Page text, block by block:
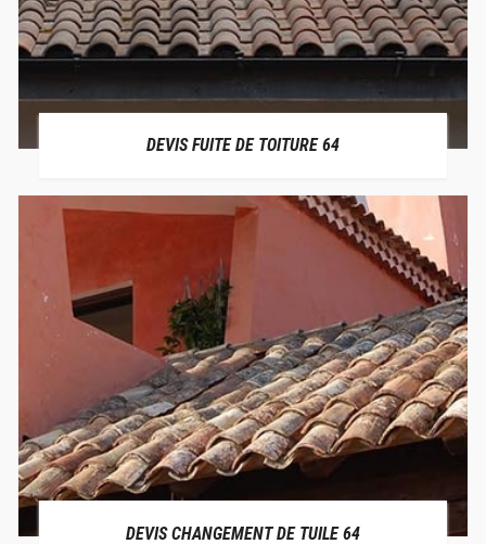
DEVIS FUITE DE TOITURE 64
DEVIS CHANGEMENT DE TUILE 64